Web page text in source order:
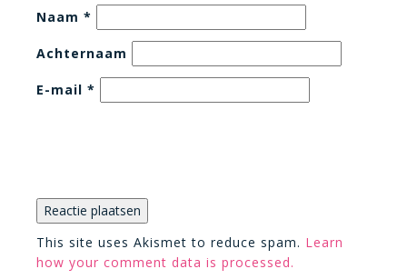
Naam *
Achternaam
E-mail *
This site uses Akismet to reduce spam. Learn
how your comment data is processed.